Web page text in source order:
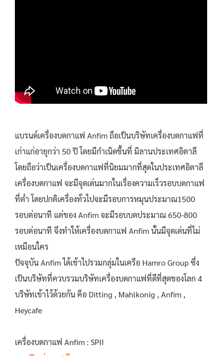
แบรนด์เครื่องบดกาแฟ Anfim ถือเป็นบริษัทเครื่องบดกาแฟที่
เก่าแก่อายุกว่า 50 ปี โดยมีกำเนิดขึ้นที่ มิลานประเทศอิตาลี
โดยถือว่าเป็นเครื่องบดกาแฟที่นิยมมากที่สุดในประเทศอิตาลี
เครื่องบดกาแฟ จะมีจุดเด่นมากในเรื่องความเร็วรอบบดกาแฟ
ที่ต่ำ โดยปกติเครื่องทั่วไปจะมีรอบการหมุนประมาณ1500
รอบต่อนาที แต่ของ Anfim จะมีรอบบดประมาณ 650-800
รอบต่อนาที จึงทำให้เครื่องบดกาแฟ Anfim นั้นมีจุดเด่นที่ไม่
เหมือนใคร
ปัจจุบัน Anfim ได้เข้าไปรวมกลุ่มในเครือ Hamro Group ซึ่ง
เป็นบริษัทที่ควบรวมบริษัทเครื่องบดกาแฟที่ดีที่สุดของโลก 4
บริษัทเข้าไว้ด้วยกัน คือ Ditting , Mahlkonig , Anfim ,
Heycafe
เครื่องบดกาแฟ Anfim : SPII